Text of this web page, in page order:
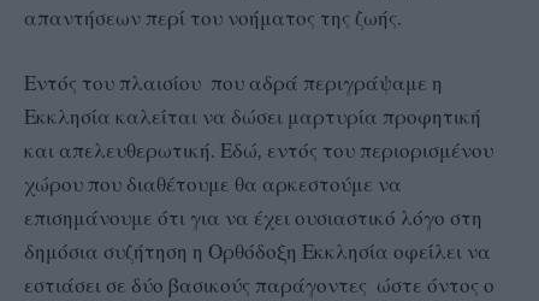
απαντήσεων περί του νοήματος της ζωής.
Εντός του πλαισίου που αδρά περιγράψαμε η
Εκκλησία καλείται να δώσει μαρτυρία προφητική
και απελευθερωτική. Εδώ, εντός του περιορισμένου
χώρου που διαθέτουμε θα αρκεστούμε να
επισημάνουμε ότι για να έχει ουσιαστικό λόγο στη
δημόσια συζήτηση η Ορθόδοξη Εκκλησία οφείλει να
εστιάσει σε δύο βασικούς παράγοντες ώστε όντος ο